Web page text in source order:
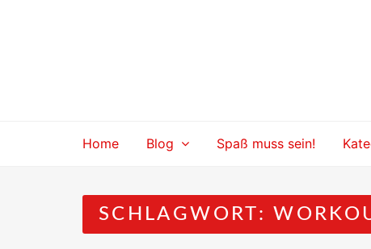
Home Blog Spaß muss sein!
SCHLAGWORT: